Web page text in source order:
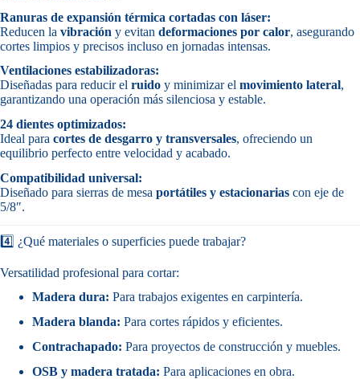
Ranuras de expansión térmica cortadas con láser:
Reducen la vibración y evitan deformaciones por calor, asegurando
cortes limpios y precisos incluso en jornadas intensas.
Ventilaciones estabilizadoras:
Diseñadas para reducir el ruido y minimizar el movimiento lateral,
garantizando una operación más silenciosa y estable.
24 dientes optimizados:
Ideal para cortes de desgarro y transversales, ofreciendo un
equilibrio perfecto entre velocidad y acabado.
Compatibilidad universal:
Diseñado para sierras de mesa portátiles y estacionarias con eje de
5/8″.
4️⃣ ¿Qué materiales o superficies puede trabajar?
Versatilidad profesional para cortar:
Madera dura: Para trabajos exigentes en carpintería.
Madera blanda: Para cortes rápidos y eficientes.
Contrachapado: Para proyectos de construcción y muebles.
OSB y madera tratada: Para aplicaciones en obra.